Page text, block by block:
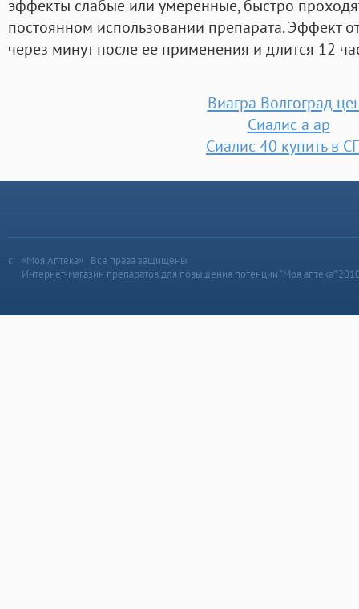
эффекты слабые или умеренные, быстро
постоянном использовании препарата. Эффект
через минут после ее применения и длится 12
Виагра Волгоград
Сиалис a ap
Сиалис 40 купить в
«Моя Аптека» | Все права защищены
Интернет-магазин препаратов для повышения потенции “Моя аптека”